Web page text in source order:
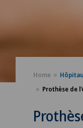
Home
Prothèse de